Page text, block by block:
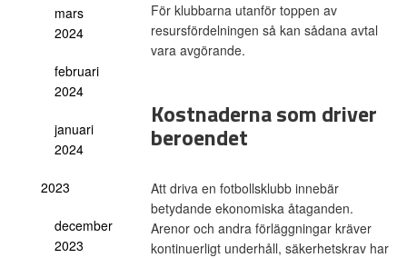
mars
2024
februari
2024
januari
2024
2023
december
2023
För klubbarna utanför toppen av
resursfördelningen så kan sådana avtal
vara avgörande.
Kostnaderna som driver
beroendet
Att driva en fotbollsklubb innebär
betydande ekonomiska åtaganden.
Arenor och andra förläggningar kräver
kontinuerligt underhåll, säkerhetskrav har